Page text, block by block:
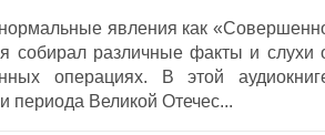
явления как
собирал различные факты и слухи
операциях. В этой
периода Великой Отечес...